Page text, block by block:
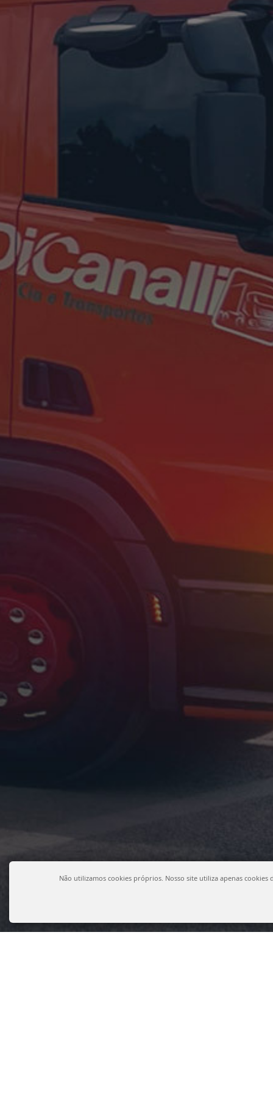
Não utilizamos cookies próprios. Nosso site utiliza apenas